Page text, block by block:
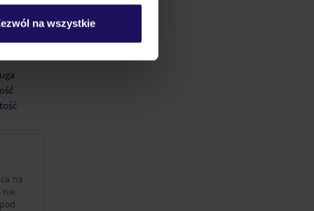
na wszystkie
nie